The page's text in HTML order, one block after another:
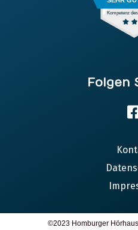
Kompetenz
Folgen
©2023 Homburger